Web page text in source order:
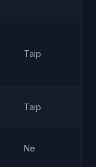
Taip
Taip
Ne